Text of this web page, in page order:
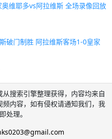
维耶多vs阿拉维斯 全场录像回放
破门制胜 阿拉维斯客场1-0皇家
搜索引擎整理获得，内容均来自
内容，如有侵权请通知我们，我
处理。